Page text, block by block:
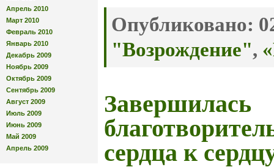
Апрель 2010
Март 2010
Февраль 2010
Январь 2010
Декабрь 2009
Ноябрь 2009
Октябрь 2009
Сентябрь 2009
Август 2009
Июль 2009
Июнь 2009
Май 2009
Апрель 2009
Опубликовано:
"Возрождение",
Завершилась
сердца к